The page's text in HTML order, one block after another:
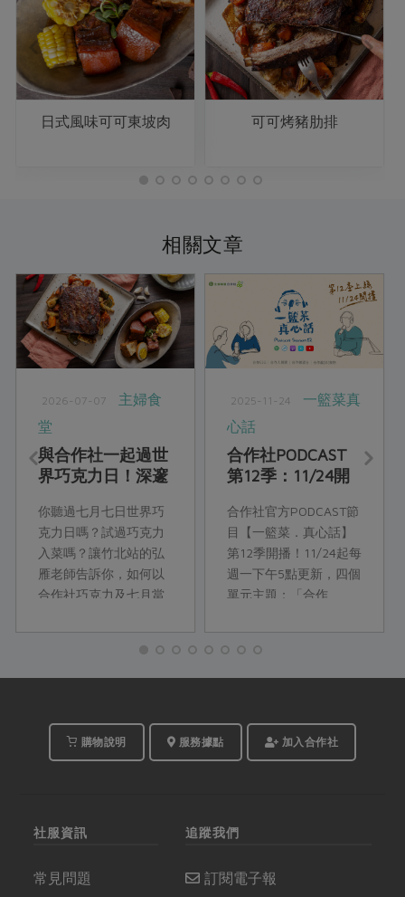
日式風味可可東坡肉 可可烤豬肋排
相關文章
2026-07-07
主婦食
堂
與合作社一起過世
界巧克力日！深邃
饗宴
你聽過七月七日世界巧
克力日嗎？試過巧克力
入菜嗎？讓竹北站的弘
雁老師告訴你，如何以
合作社巧克力及七月當
味的巧克力料理！
2025-11-24
一籃菜真
心話
合作社PODCAST
第12季：11/24開
合作社官方PODCAST節
目【一籃菜．真心話】
第12季開播！11/24起每
週一下午5點更新，四個
單元主題：「合作
講」、「合作瞭望
物」，精彩合作故事，
購物說明 服務據點 加入合作社
社服資訊
常見問題
追蹤我們
訂閱電子報